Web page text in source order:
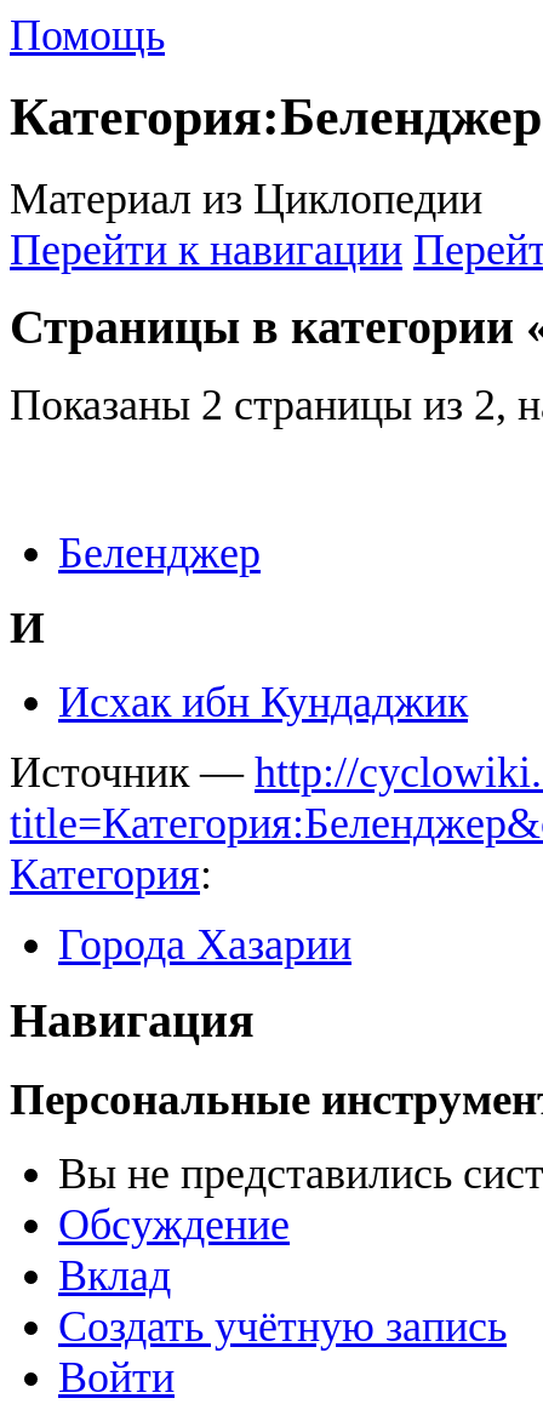
Помощь
Категория:Беленджер
Материал из Циклопедии
Перейти к навигации
Страницы в категории
Показаны 2 страницы из 2,
Беленджер
И
Исхак ибн Кундаджик
Источник — http://
Категория:
Города Хазарии
Навигация
Персональные
Вы не представились
Обсуждение
Вклад
Создать учётную запись
Войти